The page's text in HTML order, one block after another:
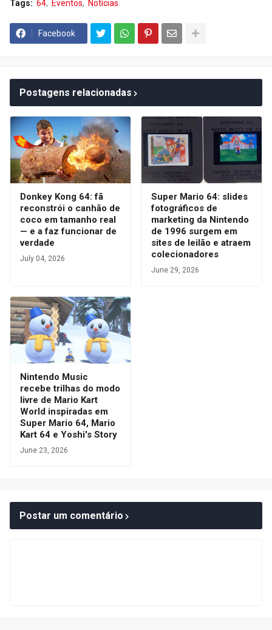
Tags: 64 Eventos Notícias
Facebook
Postagens relacionadas
Donkey Kong 64: fã
reconstrói o canhão de
coco em tamanho real
— e a faz funcionar de
verdade
July 04, 2026
Super Mario 64: slides
fotográficos de
marketing da Nintendo
de 1996 surgem em
sites de leilão e atraem
colecionadores
June 29, 2026
Nintendo Music
recebe trilhas do modo
livre de Mario Kart
World inspiradas em
Super Mario 64, Mario
Kart 64 e Yoshi's Story
June 23, 2026
Postar um comentário